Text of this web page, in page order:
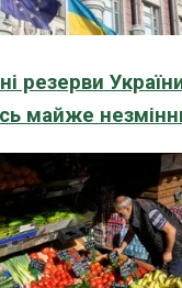
резерви
майже